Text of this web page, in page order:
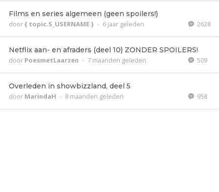
Films en series algemeen (geen spoilers!)
door{ topic.S_USERNAME } - 6 jaar geleden 2628
Netflix aan- en afraders (deel 10) ZONDER SPOILERS!
door PoesmetLaarzen - 7 maanden geleden 509
Overleden in showbizzland, deel 5
door MarindaH - 8 maanden geleden 958